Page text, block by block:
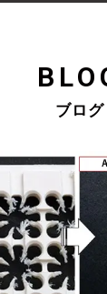
ブログ